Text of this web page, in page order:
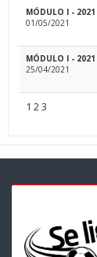
MÓDULO I - 2021
01/05/2021
MÓDULO I - 2021
25/04/2021
1 23